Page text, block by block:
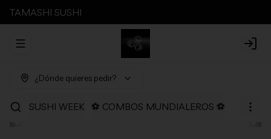
TAMASHI SUSHI
Abrir menu de navegación Login
¿Dónde quieres pedir?
SUSHI WEEK ⚽ COMBOS MUNDIALEROS ⚽